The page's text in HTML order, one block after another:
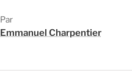
Par
Emmanuel Charpentier